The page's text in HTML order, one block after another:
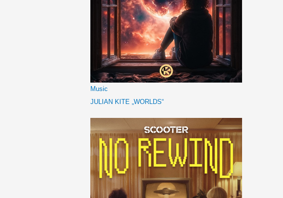
Music
JULIAN KITE „WORLDS“